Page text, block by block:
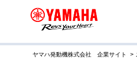
ヤマハ発動機株式会社 企業サイト